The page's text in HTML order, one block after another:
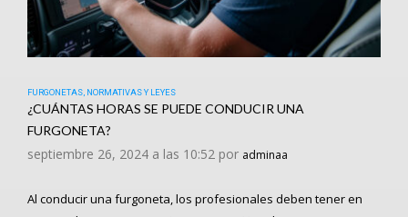
FURGONETAS NORMATIVAS Y LEYES
¿CUÁNTAS HORAS SE PUEDE CONDUCIR UNA
FURGONETA?
septiembre 26, 2024 a las 10:52 por adminaa
Al conducir una furgoneta, los profesionales deben tener en